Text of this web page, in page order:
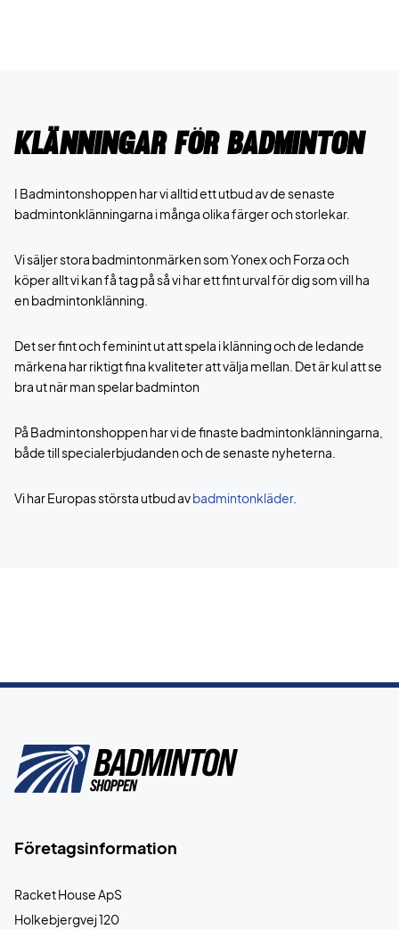
Klänningar för badminton
I Badmintonshoppen har vi alltid ett utbud av de senaste
badmintonklänningarna i många olika färger och storlekar.
Vi säljer stora badmintonmärken som Yonex och Forza och
köper allt vi kan få tag på så vi har ett fint urval för dig som vill ha
en badmintonklänning.
Det ser fint och feminint ut att spela i klänning och de ledande
märkena har riktigt fina kvaliteter att välja mellan. Det är kul att se
bra ut när man spelar badminton
På Badmintonshoppen har vi de finaste badmintonklänningarna,
både till specialerbjudanden och de senaste nyheterna.
Vi har Europas största utbud avbadmintonkläder.
Företagsinformation
Racket House ApS
Holkebjergvej 120